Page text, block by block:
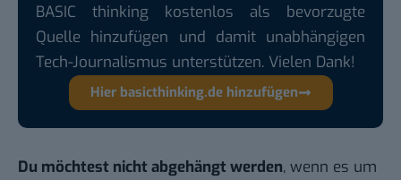
BASIC thinking kostenlos als bevorzugte
Quelle hinzufügen und damit unabhängigen
Tech-Journalismus unterstützen. Vielen Dank!
Hier basicthinking.de hinzufügen
Du möchtest nicht abgehängt werden, wenn es um